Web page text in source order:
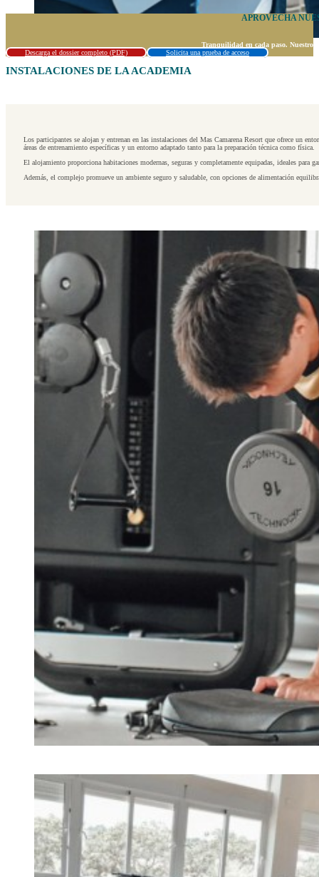
APROVECHA
Tranquilidad en cada paso. Nuestros
Descarga el dossier completo (PDF)
Solicita una prueba de acceso
INSTALACIONES DE LA ACADEMIA
Los participantes se alojan y entrenan en las instalaciones del Mas Camarena Resort que ofrece un
áreas de entrenamiento específicas y un entorno adaptado tanto para la preparación técnica como física.
El alojamiento proporciona habitaciones modernas, seguras y completamente equipadas, ideales para
Además, el complejo promueve un ambiente seguro y saludable, con opciones de alimentación